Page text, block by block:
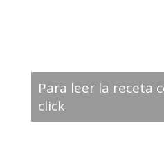
Para leer la receta
click